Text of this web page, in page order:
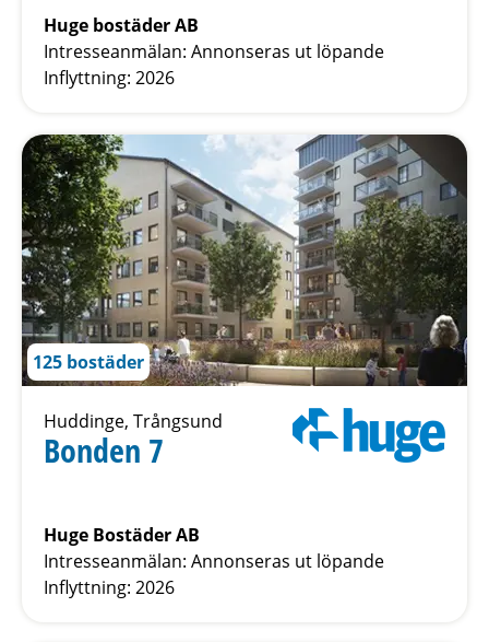
Huge bostäder AB
Intresseanmälan: Annonseras ut löpande
Inflyttning: 2026
125 bostäder
Huddinge, Trångsund
Bonden 7
Huge Bostäder AB
Intresseanmälan: Annonseras ut löpande
Inflyttning: 2026